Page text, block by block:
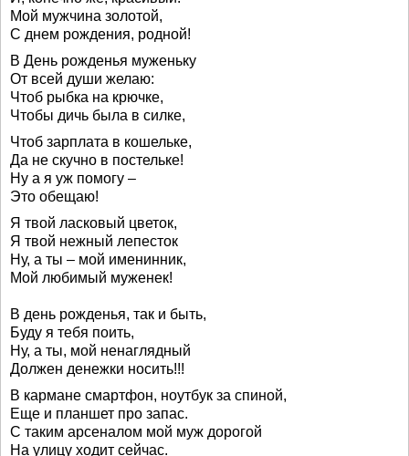
Мой мужчина золотой,
С днем рождения, родной!
В День рожденья муженьку
От всей души желаю:
Чтоб рыбка на крючке,
Чтобы дичь была в силке,
Чтоб зарплата в кошельке,
Да не скучно в постельке!
Ну а я уж помогу –
Это обещаю!
Я твой ласковый цветок,
Я твой нежный лепесток
Ну, а ты – мой именинник,
Мой любимый муженек!
В день рожденья, так и быть,
Буду я тебя поить,
Ну, а ты, мой ненаглядный
Должен денежки носить!!!
В кармане смартфон, ноутбук за спиной,
Еще и планшет про запас.
С таким арсеналом мой муж дорогой
На улицу ходит сейчас.